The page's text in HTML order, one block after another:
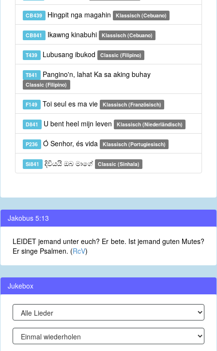
CB439 Hingpit nga magahin Klassisch (Cebuano)
CB841 Ikawng kinabuhi Klassisch (Cebuano)
T439 Lubusang ibukod Classic (Filipino)
T841 Pangino'n, lahat Ka sa aking buhay
Classic (Filipino)
F149 Toi seul es ma vie Klassisch (Französisch)
D841 U bent heel mijn leven Klassisch (Niederländisch)
P236 Ó Senhor, és vida Klassisch (Portugiesisch)
Si841 දිවියයි ඔබ මාගේ Classic (Sinhala)
Jakobus 5:13
LEIDET jemand unter euch? Er bete. Ist jemand guten Mutes?
Er singe Psalmen. (RcV)
Jukebox